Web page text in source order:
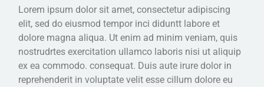
Lorem ipsum dolor sit amet, consectetur adipiscing
elit, sed do eiusmod tempor inci diduntt labore et
dolore magna aliqua. Ut enim ad minim veniam, quis
nostrudrtes exercitation ullamco laboris nisi ut aliquip
ex ea commodo. consequat. Duis aute irure dolor in
reprehenderit in voluptate velit esse cillum dolore eu